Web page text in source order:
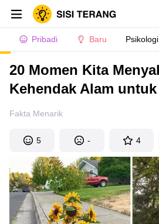
Pribadi Baru Psikologi
20 Momen Kita
Kehendak Alam
Fakta Menarik
5 - 4